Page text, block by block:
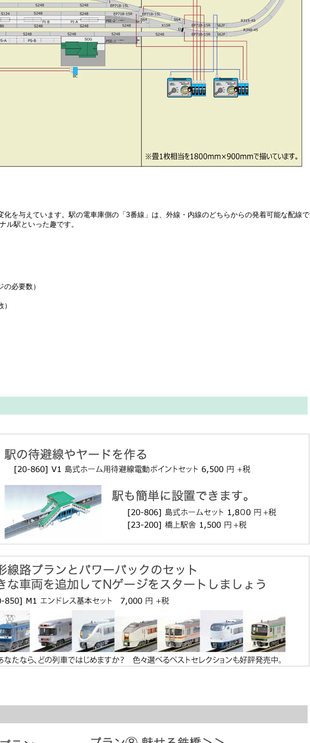
を与えています。駅の電車庫側の「3番線」は、外線・内線のどちらからの発着可能な配線で
ル駅といった趣です。
の必要数）